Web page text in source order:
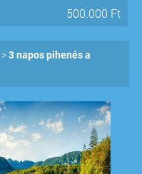
500.000 Ft
3 napos pihenés a